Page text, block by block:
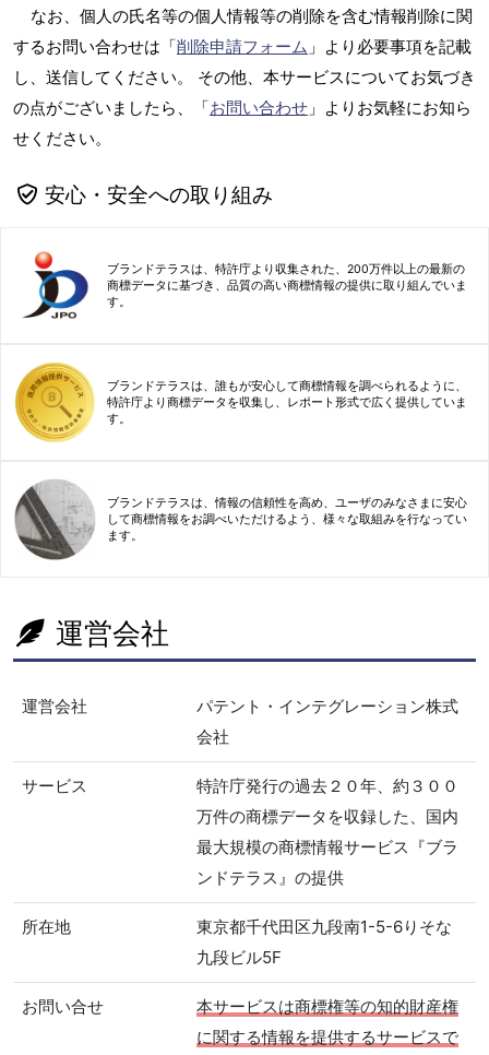
なお、個人の氏名等の個人情報等の削除を含む情報削除に関
するお問い合わせは「削除申請フォーム 」より必要事項を記載
し、送信してください。 その他、本サービスについてお気づき
の点がございましたら、「お問い合わせ 」よりお気軽にお知ら
せください。
安心・安全への取り組み
ブランドテラスは、特許庁より収集された、200万件以上の最新の
商標データに基づき、品質の高い商標情報の提供に取り組んでいま
す。
ブランドテラスは、誰もが安心して商標情報を調べられるように、
特許庁より商標データを収集し、レポート形式で広く提供していま
す。
ブランドテラスは、情報の信頼性を高め、ユーザのみなさまに安心
して商標情報をお調べいただけるよう、様々な取組みを行なってい
ます。
運営会社
運営会社
パテント・インテグレーション株式
会社
サービス
特許庁発行の過去２０年、約３００
万件の商標データを収録した、国内
最大規模の商標情報サービス『ブラ
ンドテラス』の提供
所在地
東京都千代田区九段南1-5-6りそな
九段ビル5F
お問い合せ
本サービスは商標権等の知的財産権
に関する情報を提供するサービスで